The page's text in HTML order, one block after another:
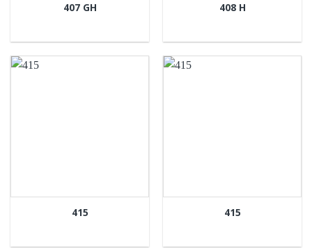
407 GH 408 H
415 415